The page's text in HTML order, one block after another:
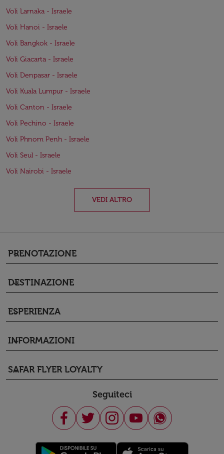
Voli Larnaka - Israele
Voli Hanoi - Israele
Voli Bangkok - Israele
Voli Giacarta - Israele
Voli Denpasar - Israele
Voli Kuala Lumpur - Israele
Voli Canton - Israele
Voli Pechino - Israele
Voli Phnom Penh - Israele
Voli Seul - Israele
Voli Nairobi - Israele
VEDI ALTRO
PRENOTAZIONE
keyboard_arrow_down
DESTINAZIONE
keyboard_arrow_down
ESPERIENZA
keyboard_arrow_down
INFORMAZIONI
keyboard_arrow_down
SAFAR FLYER LOYALTY
keyboard_arrow_down
Seguiteci